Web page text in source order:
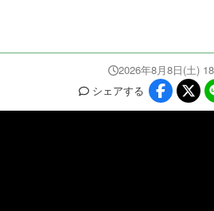
2026年8月8日(土)
シェアする